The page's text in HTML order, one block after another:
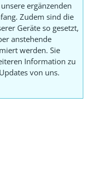
ergänzenden
Zudem sind die
Geräte so gesetzt,
anstehende
werden. Sie
Information zu
von uns.